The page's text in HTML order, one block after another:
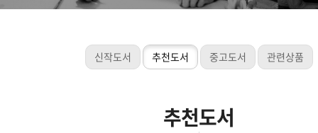
신작도서 추천도서 중고도서 관련상품
추천도서